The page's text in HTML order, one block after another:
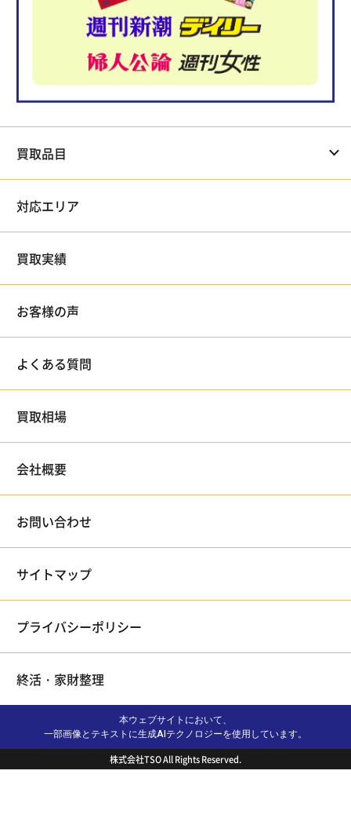
買取品目
対応エリア
買取実績
お客様の声
よくある質問
買取相場
会社概要
お問い合わせ
サイトマップ
プライバシーポリシー
終活・家財整理
本ウェブサイトにおいて、
一部画像とテキストに生成AIテクノロジーを使用しています。
株式会社TSO All Rights Reserved.